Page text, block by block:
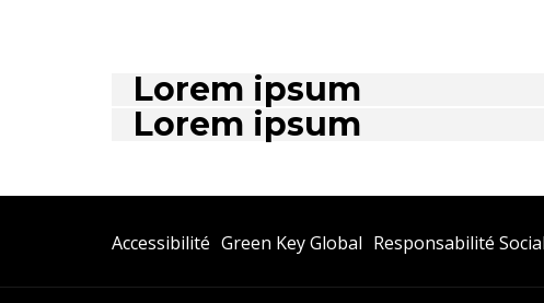
Lorem ipsum
Lorem ipsum
Accessibilité Green Key Global Ouvrir
Un
Responsabilité